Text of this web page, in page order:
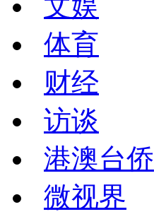
体育
财经
访谈
港澳台侨
微视界